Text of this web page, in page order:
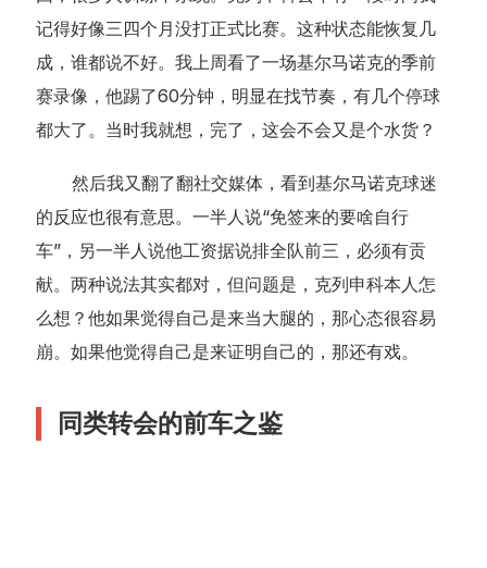
记得好像三四个月没打正式比赛。这种状态能恢复几
成，谁都说不好。我上周看了一场基尔马诺克的季前
赛录像，他踢了60分钟，明显在找节奏，有几个停球
都大了。当时我就想，完了，这会不会又是个水货？
然后我又翻了翻社交媒体，看到基尔马诺克球迷
的反应也很有意思。一半人说“免签来的要啥自行
车”，另一半人说他工资据说排全队前三，必须有贡
献。两种说法其实都对，但问题是，克列申科本人怎
么想？他如果觉得自己是来当大腿的，那心态很容易
崩。如果他觉得自己是来证明自己的，那还有戏。
同类转会的前车之鉴